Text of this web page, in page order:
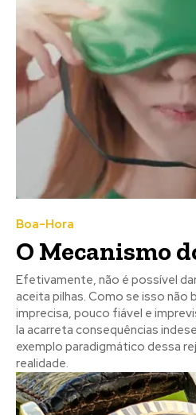
Boa-Hora
O Mecanismo
Efetivamente, não é possível
aceita pilhas. Como se isso não
imprecisa, pouco fiável e
la acarreta consequências
exemplo paradigmático dessa
realidade.